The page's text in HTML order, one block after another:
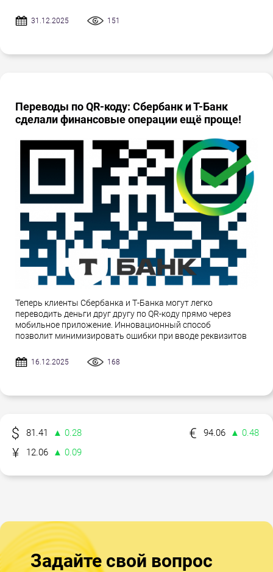
31.12.2025 151
Переводы по QR-коду: Сбербанк и Т-Банк
сделали финансовые операции ещё проще!
Теперь клиенты Сбербанка и Т-Банка могут легко
переводить деньги друг другу по QR-коду прямо через
мобильное приложение. Инновационный способ
позволит минимизировать ошибки при вводе реквизитов
16.12.2025 168
81.41 ▲ 0.28 94.06
▲ 0.48
12.06
▲ 0.09
Задайте свой вопрос